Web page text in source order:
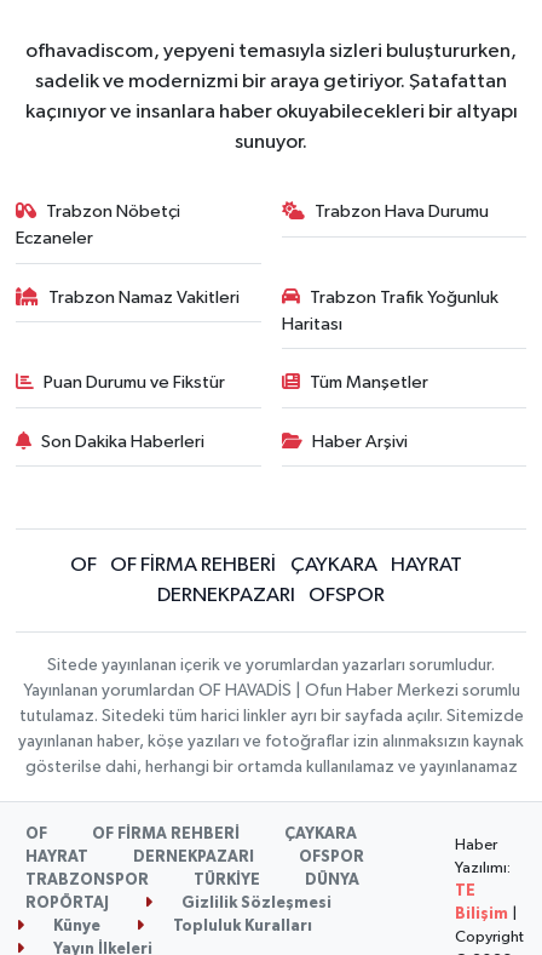
ofhavadiscom, yepyeni temasıyla sizleri buluştururken,
sadelik ve modernizmi bir araya getiriyor. Şatafattan
kaçınıyor ve insanlara haber okuyabilecekleri bir altyapı
sunuyor.
Trabzon Nöbetçi
Eczaneler
Trabzon Hava Durumu
Trabzon Namaz Vakitleri
Trabzon Trafik Yoğunluk
Haritası
Puan Durumu ve Fikstür Tüm Manşetler
Son Dakika Haberleri Haber Arşivi
OF OF FİRMA REHBERİ ÇAYKARA
HAYRAT
DERNEKPAZARI
OFSPOR
Sitede yayınlanan içerik ve yorumlardan yazarları sorumludur.
Yayınlanan yorumlardan OF HAVADİS | Ofun Haber Merkezi sorumlu
tutulamaz. Sitedeki tüm harici linkler ayrı bir sayfada açılır. Sitemizde
yayınlanan haber, köşe yazıları ve fotoğraflar izin alınmaksızın kaynak
gösterilse dahi, herhangi bir ortamda kullanılamaz ve yayınlanamaz
OF OF FİRMA REHBERİ
ÇAYKARA
HAYRAT
DERNEKPAZARI
OFSPOR
TRABZONSPOR
TÜRKİYE
DÜNYA
ROPÖRTAJ
Gizlilik Sözleşmesi
Künye
Topluluk Kuralları
Yayın İlkeleri
Haber
Yazılımı:
TE
Bilişim
Copyright